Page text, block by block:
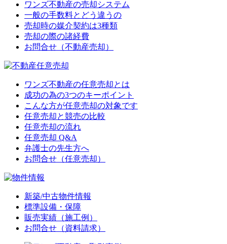
ワンズ不動産の売却システム
一般の手数料とどう違うの
売却時の媒介契約は3種類
売却の際の諸経費
お問合せ（不動産売却）
ワンズ不動産の任意売却とは
成功の為の3つのキーポイント
こんな方が任意売却の対象です
任意売却と競売の比較
任意売却の流れ
任意売却 Q&A
弁護士の先生方へ
お問合せ（任意売却）
新築/中古物件情報
標準設備・保障
販売実績（施工例）
お問合せ（資料請求）